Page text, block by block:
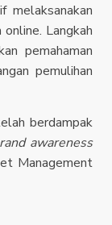
melaksanakan
Langkah
pemahaman
pemulihan
berdampak
awareness
Management